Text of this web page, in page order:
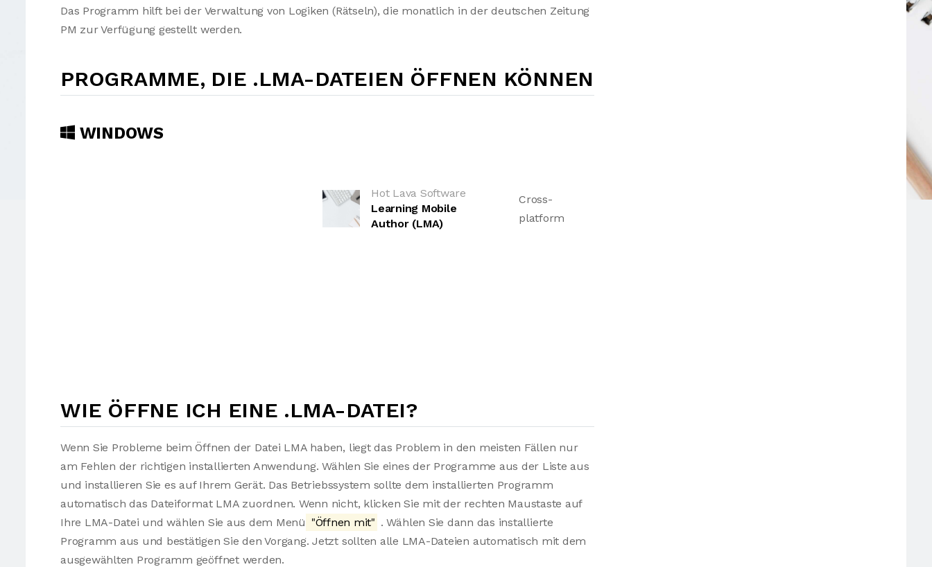
Das Programm hilft bei der Verwaltung von Logiken (Rätseln), die monatlich in der deutschen Zeitung
PM zur Verfügung gestellt werden.
PROGRAMME, DIE .LMA-DATEIEN ÖFFNEN KÖNNEN
WINDOWS
Hot Lava Software
Learning Mobile
Author (LMA)
Cross-
platform
WIE ÖFFNE ICH EINE .LMA-DATEI?
Wenn Sie Probleme beim Öffnen der Datei LMA haben, liegt das Problem in den meisten Fällen nur
am Fehlen der richtigen installierten Anwendung. Wählen Sie eines der Programme aus der Liste aus
und installieren Sie es auf Ihrem Gerät. Das Betriebssystem sollte dem installierten Programm
automatisch das Dateiformat LMA zuordnen. Wenn nicht, klicken Sie mit der rechten Maustaste auf
Ihre LMA-Datei und wählen Sie aus dem Menü "Öffnen mit" . Wählen Sie dann das installierte
Programm aus und bestätigen Sie den Vorgang. Jetzt sollten alle LMA-Dateien automatisch mit dem
ausgewählten Programm geöffnet werden.